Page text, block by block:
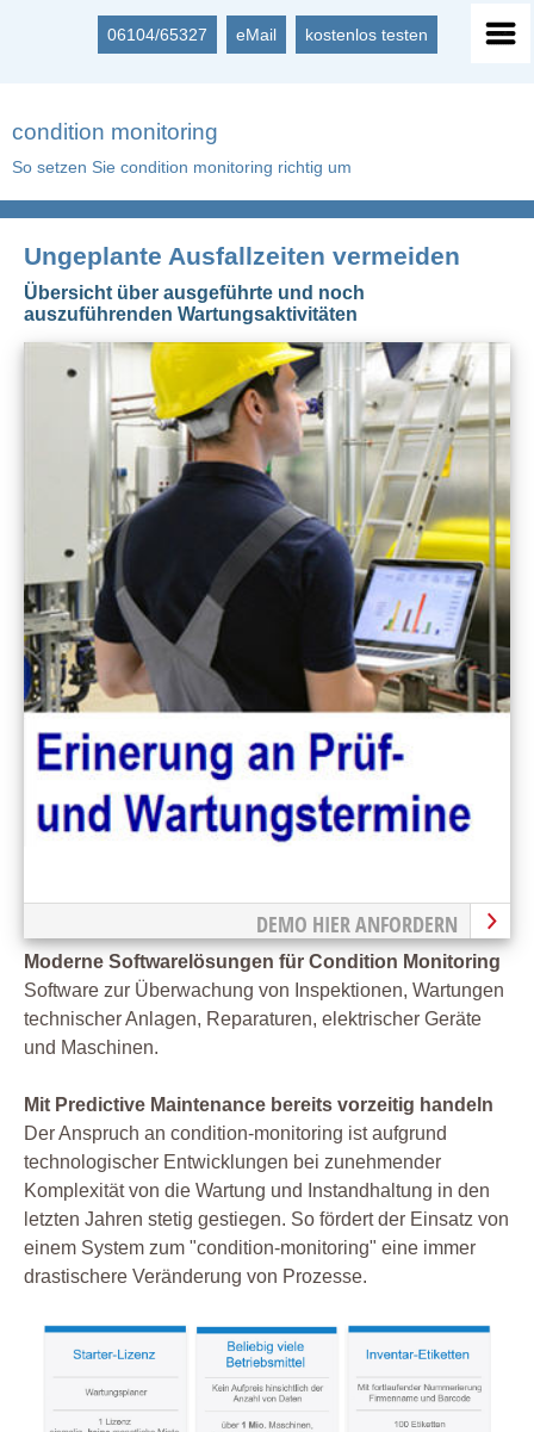
06104/65327 eMail kostenlos testen
condition monitoring
So setzen Sie condition monitoring richtig um
Ungeplante Ausfallzeiten vermeiden
Übersicht über ausgeführte und noch
auszuführenden Wartungsaktivitäten
DEMO HIER ANFORDERN
Moderne Softwarelösungen für Condition Monitoring
Software zur Überwachung von Inspektionen, Wartungen
technischer Anlagen, Reparaturen, elektrischer Geräte
und Maschinen.
Mit Predictive Maintenance bereits vorzeitig handeln
Der Anspruch an condition-monitoring ist aufgrund
technologischer Entwicklungen bei zunehmender
Komplexität von die Wartung und Instandhaltung in den
letzten Jahren stetig gestiegen. So fördert der Einsatz von
einem System zum "condition-monitoring" eine immer
drastischere Veränderung von Prozesse.